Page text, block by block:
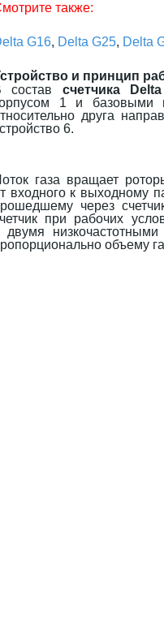
также:
G16, Delta G25, Delta
и принцип
состав
счетчика
1 и базовыми
друга
6.
газа вращает
входного к выходному
через
при рабочих
двумя
объему